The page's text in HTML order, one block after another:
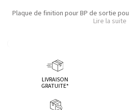
Plaque de finition pour BP de sortie
Lire la suite
LIVRAISON
GRATUITE*